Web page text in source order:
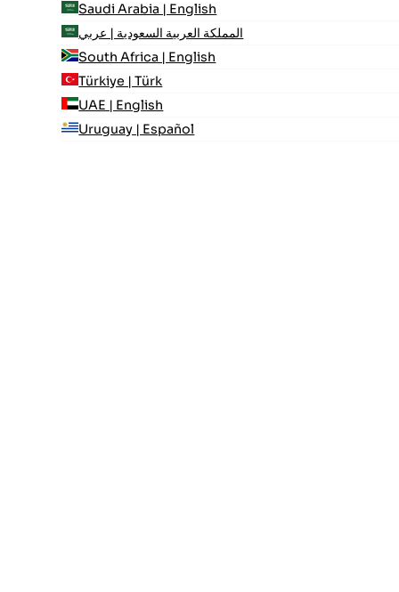
Saudi Arabia | English
المملكة العربية السعودية | عربي
South Africa | English
Türkiye | Türk
UAE | English
Uruguay | Español